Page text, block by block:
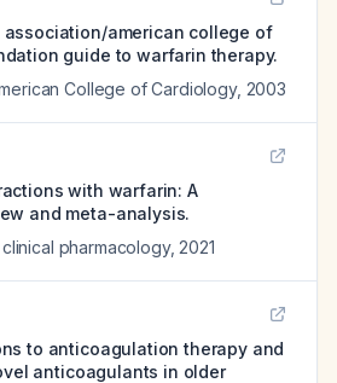
association/american college of
guide to warfarin therapy.
College of Cardiology, 2003
with warfarin: A
and meta-analysis.
pharmacology, 2021
to anticoagulation therapy and
anticoagulants in older